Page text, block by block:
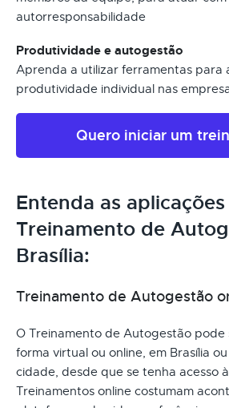
autorresponsabilidade
Produtividade e autogestão
Aprenda a utilizar ferramentas para
produtividade individual nas
Quero iniciar um
Entenda as
Treinamento de
Brasília:
Treinamento de Autogestão
O Treinamento de Autogestão pode
forma virtual ou online, em Brasília
cidade, desde que se tenha acesso
Treinamentos online costumam